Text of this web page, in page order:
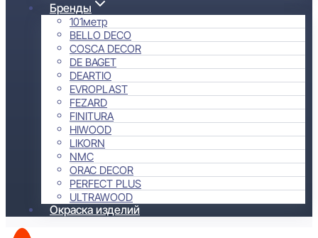
Бренды
101метр
BELLO DECO
COSCA DECOR
DE BAGET
DEARTIO
EVROPLAST
FEZARD
FINITURA
HIWOOD
LIKORN
NMC
ORAC DECOR
PERFECT PLUS
ULTRAWOOD
Окраска изделий